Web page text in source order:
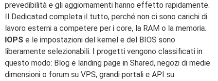
prevedibilità e gli aggiornamenti hanno effetto rapidamente.
Il Dedicated completa il tutto, perché non ci sono carichi di
lavoro esterni a competere per i core, la RAM o la memoria.
IOPS e le impostazioni del kernel e del BIOS sono
liberamente selezionabili. I progetti vengono classificati in
questo modo: Blog e landing page in Shared, negozi di medie
dimensioni o forum su VPS, grandi portali e API su